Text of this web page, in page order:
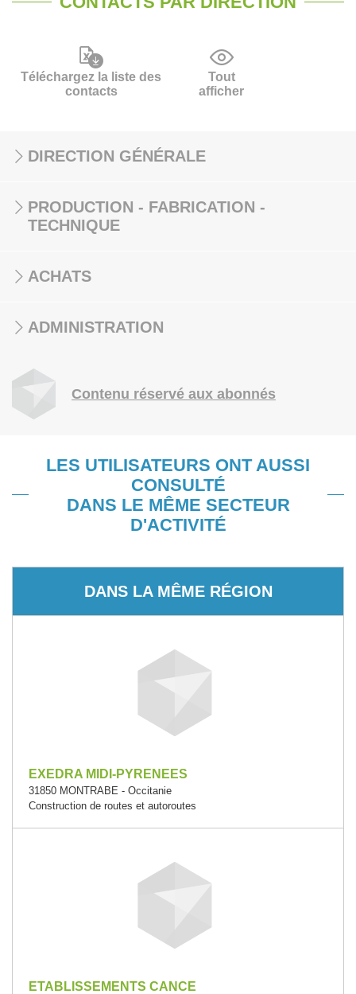
Téléchargez la liste des
contacts
Tout
afficher
DIRECTION GÉNÉRALE
PRODUCTION - FABRICATION -
TECHNIQUE
ACHATS
ADMINISTRATION
Contenu réservé aux abonnés
LES UTILISATEURS ONT AUSSI
CONSULTÉ
DANS LE MÊME SECTEUR
D'ACTIVITÉ
DANS LA MÊME RÉGION
EXEDRA MIDI-PYRENEES
31850 MONTRABE - Occitanie
Construction de routes et autoroutes
ETABLISSEMENTS CANCE